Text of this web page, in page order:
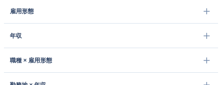
雇用形態
年収
職種 × 雇用形態